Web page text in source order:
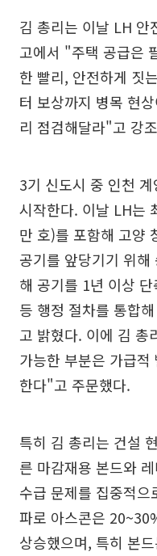
김 총리는 이날 LH 안
고에서 "주택 공급은
한 빨리, 안전하게 짓
터 보상까지 병목 현
리 점검해달라"고 강
3기 신도시 중 인천
시작한다. 이날 LH는
만 호)를 포함해 고양
공기를 앞당기기 위
해 공기를 1년 이상
등 행정 절차를 통합
고 밝혔다. 이에 김 총
가능한 부분은 가급
한다"고 주문했다.
특히 김 총리는 건설
른 마감재용 본드와
수급 문제를 집중적
파로 아스콘은
상승했으며, 특히 본